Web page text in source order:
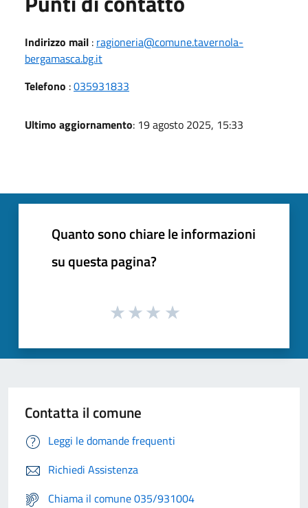
Indirizzo mail : ragioneria@comune.tavernola-
bergamasca.bg.it
Telefono :035931833
Ultimo aggiornamento: 19 agosto 2025, 15:33
Quanto sono chiare le informazioni
su questa pagina?
Contatta il comune
Leggi le domande frequenti
Richiedi Assistenza
Chiama il comune 035/931004